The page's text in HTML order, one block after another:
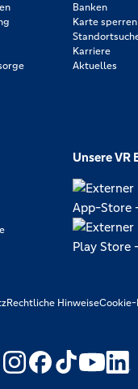
Banken
Karte sperren
Karriere
Aktuelles
Unsere VR
Rechtliche Hinweise
https://